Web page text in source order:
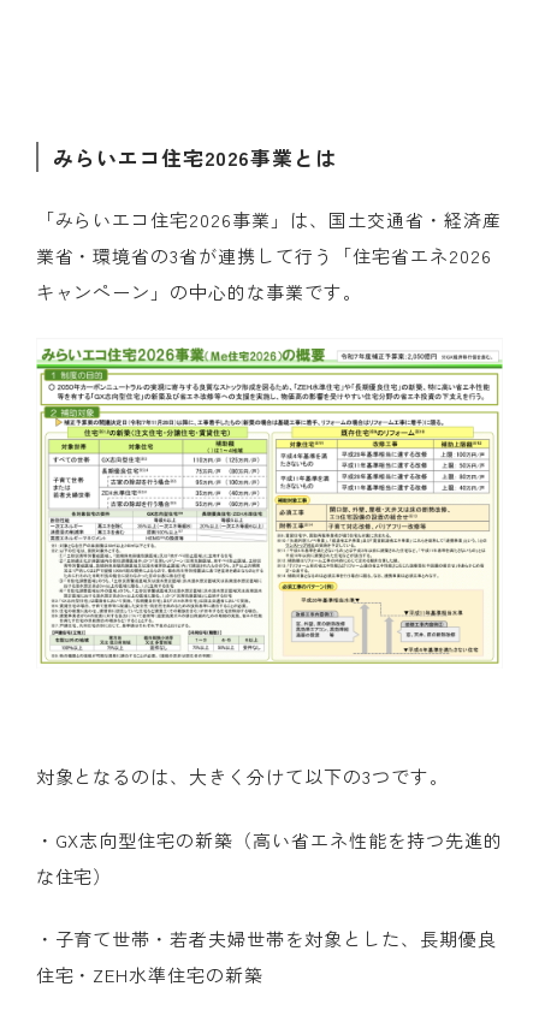
みらいエコ住宅2026事業とは
「みらいエコ住宅2026事業」は、国土交通省・経済産
業省・環境省の3省が連携して行う「住宅省エネ2026
キャンペーン」の中心的な事業です。
対象となるのは、大きく分けて以下の3つです。
・ GX志向型住宅の新築（高い省エネ性能を持つ先進的
な住宅）
・子育て世帯・若者夫婦世帯を対象とした、長期優良
住宅・ ZEH水準住宅の新築